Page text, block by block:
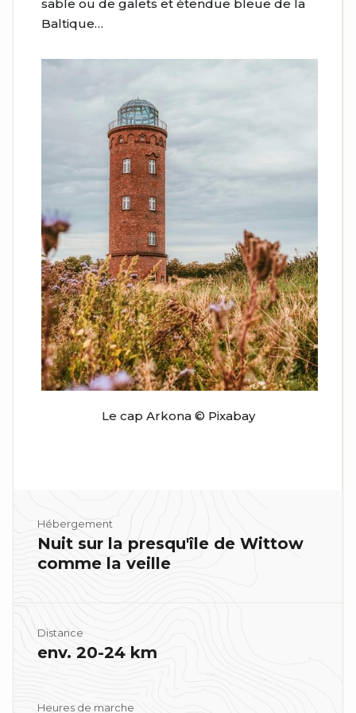
sable ou de galets et étendue bleue de la
Baltique…
Le cap Arkona © Pixabay
Hébergement
Nuit sur la presqu'île de Wittow
comme la veille
Distance
env. 20-24 km
Heures de marche